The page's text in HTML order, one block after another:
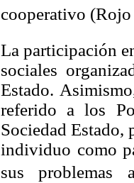
cooperativo
La participación
sociales
Estado.
referido a los
Sociedad Estado,
individuo como
sus problemas